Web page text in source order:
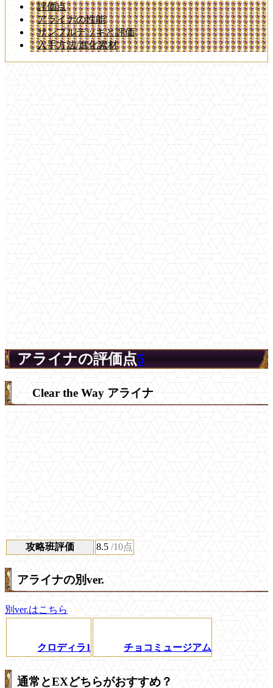
評価点
アライナの性能
サンプルデッキと評価
入手方法/進化素材
アライナの評価点5
Clear the Way アライナ
攻略班評価 8.5 /10点
アライナの別ver.
別ver.はこちら
クロディラ1 チョコミュージアム
通常とEXどちらがおすすめ？